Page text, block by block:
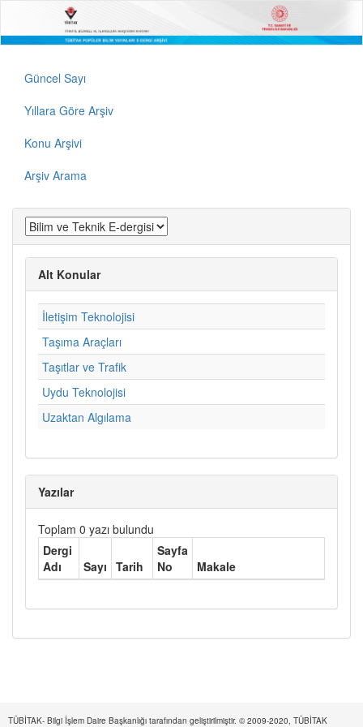
Güncel Sayı
Yıllara Göre Arşiv
Konu Arşivi
Arşiv Arama
Alt Konular
İletişim Teknolojisi
Taşıma Araçları
Taşıtlar ve Trafik
Uydu Teknolojisi
Uzaktan Algılama
Yazılar
Toplam 0 yazı bulundu
Dergi
Adı
Sayı Tarih
Sayfa
No
Makale
TÜBİTAK- Bilgi İşlem Daire Başkanlığı tarafından geliştirilmiştir. © 2009-2020, TÜBİTAK